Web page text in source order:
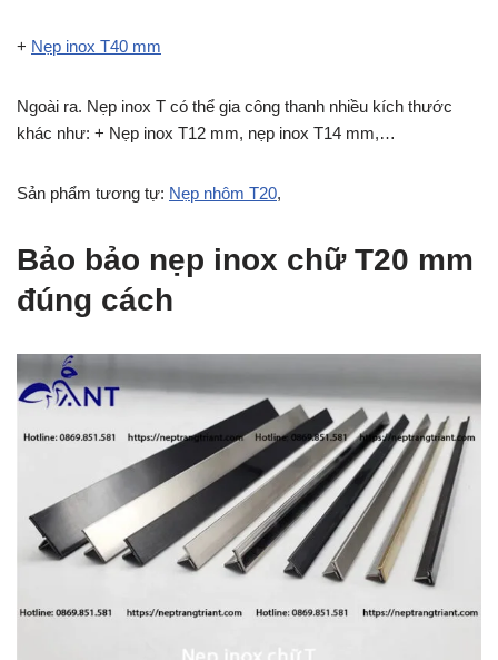
+ Nẹp inox T40 mm
Ngoài ra. Nẹp inox T có thể gia công thanh nhiều kích thước
khác như: + Nẹp inox T12 mm, nẹp inox T14 mm,…
Sản phẩm tương tự: Nẹp nhôm T20,
Bảo bảo nẹp inox chữ T20 mm
đúng cách